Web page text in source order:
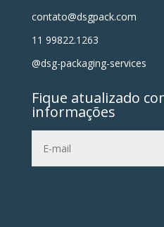
contato@dsgpack.com
11 99822.1263
@dsg-packaging-services
Fique atualizado
informações